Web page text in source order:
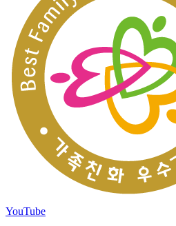
YouTube